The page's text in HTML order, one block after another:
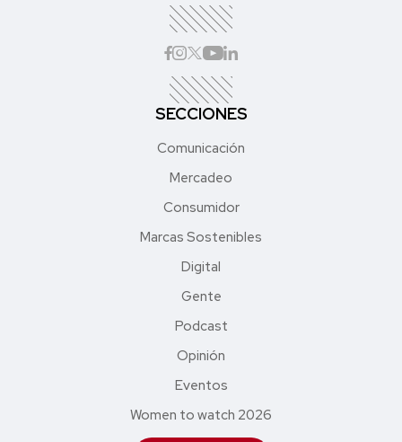
SECCIONES
Comunicación
Mercadeo
Consumidor
Marcas Sostenibles
Digital
Gente
Podcast
Opinión
Eventos
Women to watch 2026